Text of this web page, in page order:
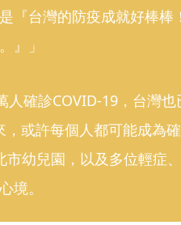
『台灣的防疫成就好棒棒
』」
確診COVID-19，台灣也
或許每個人都可能成為
幼兒園，以及多位輕症
境。